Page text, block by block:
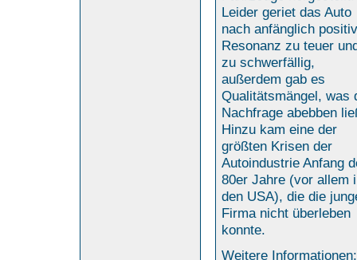
Leider geriet das Auto
nach anfänglich
Resonanz zu teuer
zu schwerfällig,
außerdem gab es
Qualitätsmängel, was
Nachfrage abebben
Hinzu kam eine der
größten Krisen der
Autoindustrie Anfang
80er Jahre (vor allem
den USA), die die
Firma nicht überleben
konnte.
Weitere Informationen: